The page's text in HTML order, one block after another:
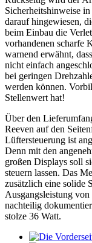
Sicherheitshinweise
darauf hingewiesen,
beim Einbau die
vorhandenen scharfe
warnend erwähnt,
nicht einfach
bei geringen
werden können.
Stellenwert hat!
Über den
Reeven auf den
Lüftersteuerung ist
Denn mit den
großen Displays soll
steuern lassen. Das
zusätzlich eine solide
Ausgangsleistung
nachteilig
stolze 36 Watt.